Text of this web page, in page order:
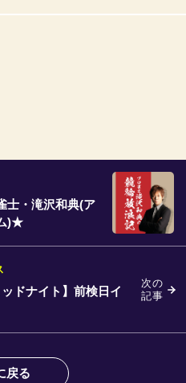
・滝沢和典(ア
)★
次の
記事
ドナイト】前検日イ
戻る